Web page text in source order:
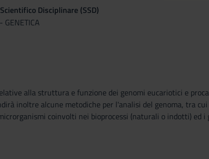
Disciplinare (SSD)
alla struttura e funzione dei genomi eucariotici e
inoltre alcune metodiche per l'analisi del genoma, tra cui
coinvolti nei bioprocessi (naturali o indotti) ed i